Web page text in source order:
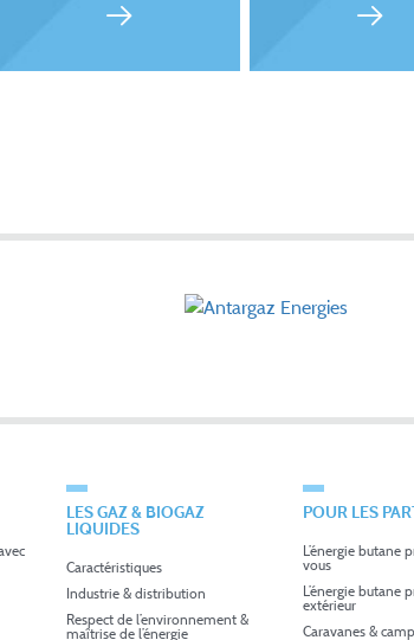
LES GAZ & BIOGAZ
LIQUIDES
Caractéristiques
Industrie & distribution
Respect de l’environnement &
maîtrise de l’énergie
POUR LES
L’énergie butane
vous
L’énergie butane
extérieur
Caravanes &